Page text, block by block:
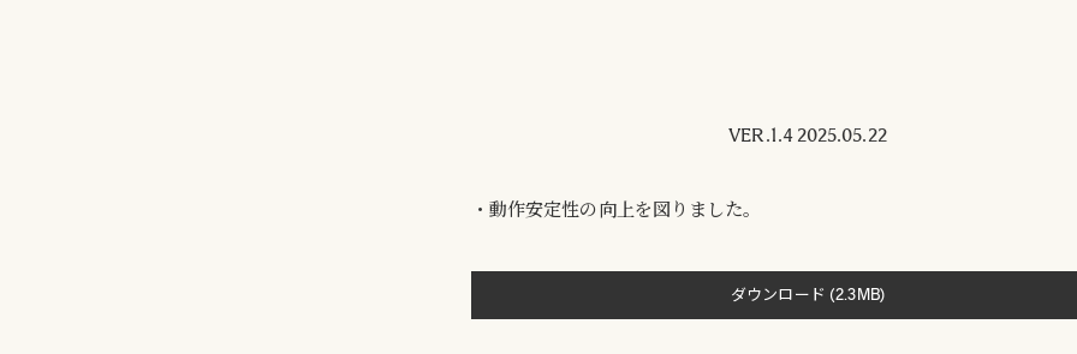
VER.1.4 2025.05.22
・動作安定性の向上を図りました。
ダウンロード (2.3MB)